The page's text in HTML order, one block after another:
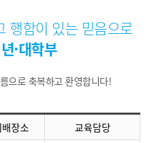
행함이 있는 믿음으로
·대학부
으로 축복하고 환영합니다!
장소 교육담당